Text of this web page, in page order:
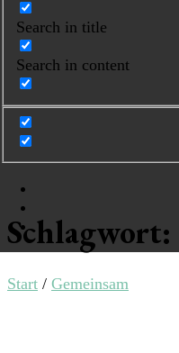
Search in title
Search in content
Philtrat
Schlagwort:
Start / Gemeinsam